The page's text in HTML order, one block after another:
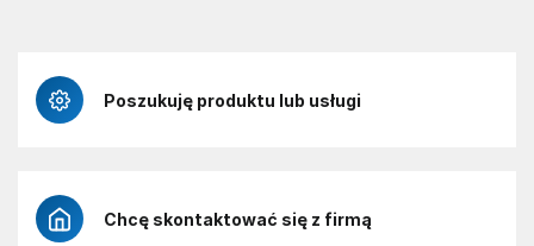
Poszukuję produktu lub usługi
Chcę skontaktować się z firmą